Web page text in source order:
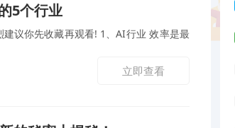
5个行业
观看! 1、AI行业 效率是最
立即查看